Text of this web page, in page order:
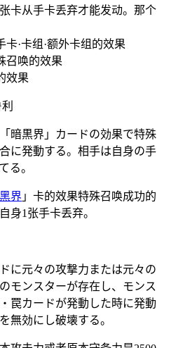
卡从手卡丢弃才能发动。那个
·卡组·额外卡组的效果
召唤的效果
效果
暗黒界」カードの効果で特殊
に発動する。相手は自身の手
る。
界 」卡的效果特殊召唤成功的
身1张手卡丢弃。
に元々の攻撃力または元々の
モンスターが存在し、モンス
罠カードが発動した時に発動
無効にし破壊する。